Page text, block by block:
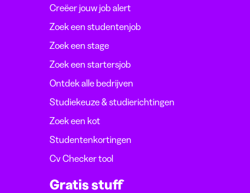
Creëer jouw job alert
Zoek een studentenjob
Zoek een stage
Zoek een startersjob
Ontdek alle bedrijven
Studiekeuze & studierichtingen
Zoek een kot
Studentenkortingen
Cv Checker tool
Gratis stuff